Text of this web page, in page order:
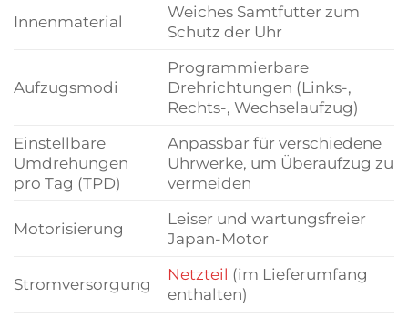
Innenmaterial
Weiches Samtfutter zum
Schutz der Uhr
Aufzugsmodi
Programmierbare
Drehrichtungen (Links-,
Rechts-, Wechselaufzug)
Einstellbare
Umdrehungen
pro Tag (TPD)
Anpassbar für verschiedene
Uhrwerke, um Überaufzug zu
vermeiden
Motorisierung
Leiser und wartungsfreier
Japan-Motor
Stromversorgung
Netzteil (im Lieferumfang
enthalten)